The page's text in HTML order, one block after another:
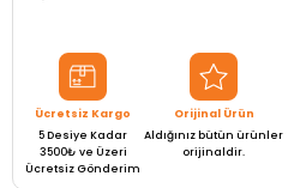
Ücretsiz Kargo
5 Desiye Kadar
3500₺ ve Üzeri
Ücretsiz Gönderim
Orijinal Ürün
Aldığınız bütün ürünler
orijinaldir.